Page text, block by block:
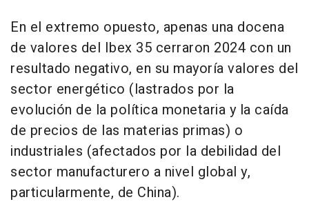
En el extremo opuesto, apenas una docena
de valores del Ibex 35 cerraron 2024 con un
resultado negativo, en su mayoría valores del
sector energético (lastrados por la
evolución de la política monetaria y la caída
de precios de las materias primas) o
industriales (afectados por la debilidad del
sector manufacturero a nivel global y,
particularmente, de China).